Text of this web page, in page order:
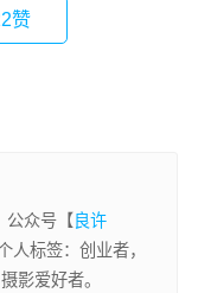
赞
公众号【 良许
人标签：创业者，
影爱好者。